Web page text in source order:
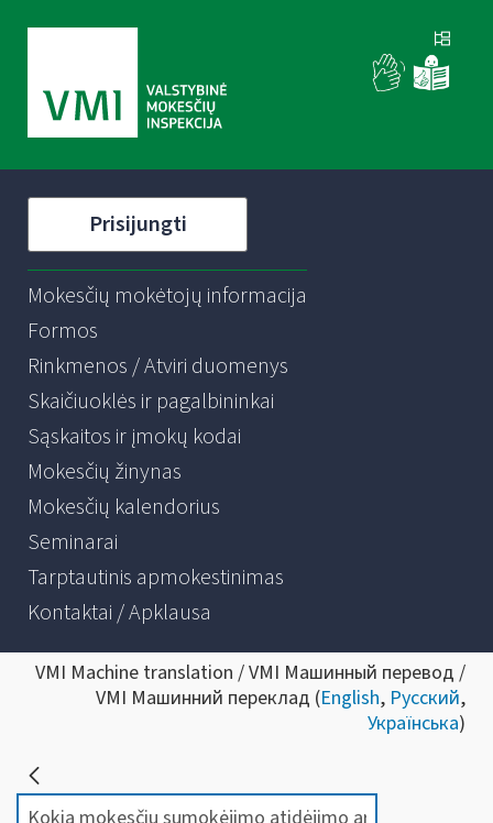
Prisijungti
Mokesčių mokėtojų informacija
Formos
Rinkmenos / Atviri duomenys
Skaičiuoklės ir pagalbininkai
Sąskaitos ir įmokų kodai
Mokesčių žinynas
Mokesčių kalendorius
Seminarai
Tarptautinis apmokestinimas
Kontaktai / Apklausa
VMI Machine translation / VMI Машинный перевод /
VMI Машинний переклад (English, Русский,
Українська)